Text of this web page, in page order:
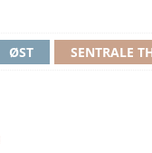
SENTRALE
ØST